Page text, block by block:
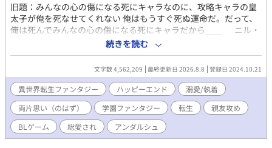
旧題：みんなの心の傷になる死にキャラなのに、攻略キャラの皇
太子が俺を死なせてくれない 俺はもうすぐ死ぬ運命だ。だって、
俺は死んでみんなの心の傷になる死にキャラだから＿＿ ニル・
エヴィヘットは、親友であり護衛対象である皇太子セシル・プロ
グレスとの手合わせ中、ひょんなことから前世を思い出す。自分
がいる世界は、人気R18BLゲーム『薔薇の学園の特待生』の世界
であり、セシルは攻略対象であると。だがしかし、転生したニ
ル・エヴィヘットはセシルを守って死ぬ運命をたどる、番外スト
ーリーのキャラ。 記憶を思い出したのが、自分が死ぬかもしれな
い一か月前。どうにか、セシルも自分も生き残りたい。そう思い
行動するのだが、どうもうまくいかないニル。 また、親友である
セシルは前世の推しであり、淡い恋心も抱いてしまう。対してセ
続きを読む
文字数 4,562,209 最終更新日 2026.8.8 登録日 2024.10.21
異世界転生ファンタジー ハッピーエンド
溺愛/執着
両片思い（のはず）
学園ファンタジー 転生
親友攻め
BLゲーム
総愛され アンダルシュ